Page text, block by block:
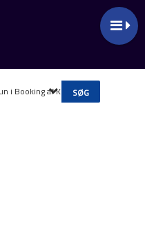
i Booking af Klubhuset og